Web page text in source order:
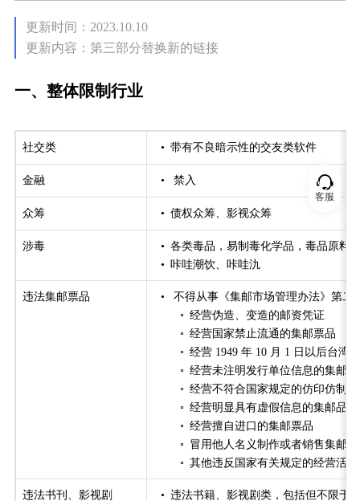
更新时间：2023.10.10
更新内容：第三部分替换新的链接
一、整体限制行业
社交类 • 带有不良暗示性的交友类软件
金融 • 禁入
众筹 • 债权众筹、影视众筹
涉毒 • 各类毒品，易制毒化学品，毒品原料
• 咔哇潮饮、咔哇氿
违法集邮票品 •
不得从事《集邮市场管理办法》第
◦ 经营伪造、变造的邮资凭证
◦ 经营国家禁止流通的集邮票品
◦ 经营 1949 年 10 月 1 日以后台湾
◦ 经营未注明发行单位信息的集邮
◦ 经营不符合国家规定的仿印仿制
◦ 经营明显具有虚假信息的集邮品
◦ 经营擅自进口的集邮票品
◦ 冒用他人名义制作或者销售集邮
◦ 其他违反国家有关规定的经营活
违法书刊、影视剧 • 违法书籍、影视剧类，包括但不限于
客服